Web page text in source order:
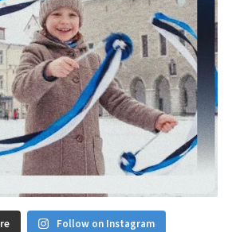
Follow on Instagram